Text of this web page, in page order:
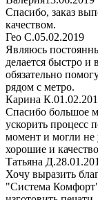
Спасибо, заказ
качеством.
Гео С.05.02.2019
Являюсь
делается быстро и
обязательно
рядом с метро.
Карина К.
Спасибо большое
ускорить процесс
момент и могли не
хорошие и
Татьяна Д.
Хочу выразить
"Система